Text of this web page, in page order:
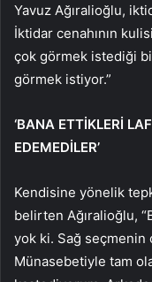
Yavuz Ağıralioğlu,
İktidar cenahının
çok görmek istediği
görmek istiyor.”
‘BANA ETTİKLERİ
EDEMEDİLER’
Kendisine yönelik
belirten Ağıralioğlu,
yok ki. Sağ
Münasebetiyle tam